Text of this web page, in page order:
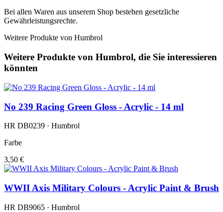
Bei allen Waren aus unserem Shop bestehen gesetzliche
Gewährleistungsrechte.
Weitere Produkte von Humbrol
Weitere Produkte von Humbrol, die Sie interessieren
könnten
No 239 Racing Green Gloss - Acrylic - 14 ml
HR DB0239 · Humbrol
Farbe
3,50 €
WWII Axis Military Colours - Acrylic Paint & Brush
HR DB9065 · Humbrol